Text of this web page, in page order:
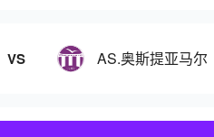
VS AS.奥斯提亚马尔